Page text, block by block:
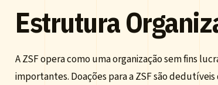
Estrutura
A ZSF opera como uma organização sem fins
importantes. Doações para a ZSF são